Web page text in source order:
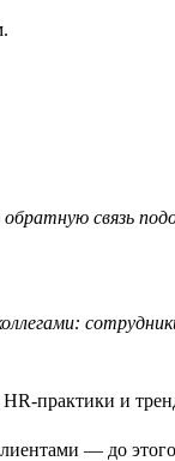
связь
— до